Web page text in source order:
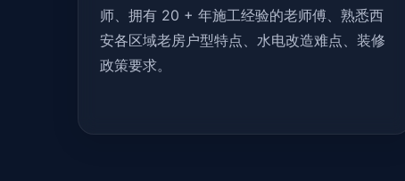
师、拥有 20 + 年施工经验的老师傅、熟悉西
安各区域老房户型特点、水电改造难点、装修
政策要求。